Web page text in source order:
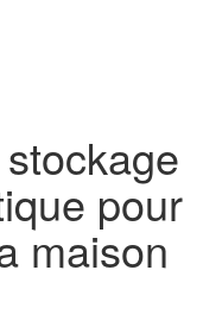
pour
maison